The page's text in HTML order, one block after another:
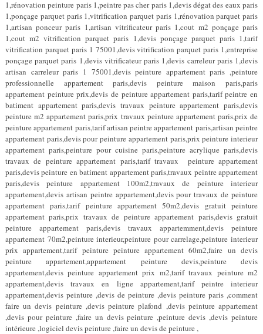
1,rénovation peinture paris 1,peintre pas cher paris 1,devis dégat des eaux paris
1,ponçage parquet paris 1,vitrification parquet paris 1,rénovation parquet paris
1,artisan ponceur paris 1,artisan vitrificateur paris 1,cout m2 ponçage paris
1,cout m2 vitrification parquet paris 1,devis ponçage parquet paris 1,tarif
vitrification parquet paris 1 75001,devis vitrification parquet paris 1,entreprise
ponçage parquet paris 1,devis vitrificateur paris 1,devis carreleur paris 1,devis
artisan carreleur paris 1 75001,devis peinture appartement paris ,peinture
professionnelle appartement paris,devis peinture maison paris,paris
appartement peinture prix,devis de peinture appartement paris,tarif peintre en
batiment appartement paris,devis travaux peinture appartement paris,devis
peinture m2 appartement paris,prix travaux peinture appartement paris,prix de
peinture appartement paris,tarif artisan peintre appartement paris,artisan peintre
appartement paris,devis pour peinture appartement paris,prix peinture interieur
appartement paris,peinture pour cuisine paris,peinture acrylique paris,devis
travaux de peinture appartement paris,tarif travaux peinture appartement
paris,devis peinture en batiment appartement paris,travaux peintre appartement
paris,devis peinture appartement 100m2,travaux de peinture interieur
appartement,devis artisan peintre appartement,devis pour travaux de peinture
appartement paris,tarif peinture appartement 50m2,devis gratuit peinture
appartement paris,prix travaux de peinture appartement paris,devis gratuit
peinture appartement paris,devis travaux appartemment,devis peinture
appartement 70m2,peinture interieur,peinture pour carrelage,peinture interieur
prix appartement,tarif peinture peinture appartement 60m2,faire un devis
peinture appartement,appartement peinture devis,peinture devis
appartement,devis peinture appartement prix m2,tarif travaux peinture m2
appartement,devis travaux en ligne appartement,tarif peintre interieur
appartement,devis peinture ,devis de peinture ,devis peinture paris ,comment
faire un devis peinture ,devis peinture plafond ,devis peinture appartement
,devis pour peinture ,faire un devis peinture ,peinture devis ,devis peinture
intérieure ,logiciel devis peinture ,faire un devis de peinture ,